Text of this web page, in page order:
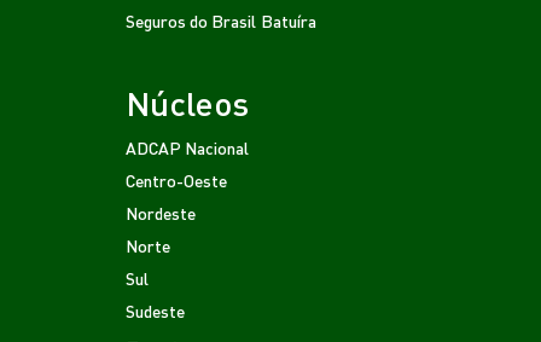
Seguros do Brasil Batuíra
Núcleos
ADCAP Nacional
Centro-Oeste
Nordeste
Norte
Sul
Sudeste